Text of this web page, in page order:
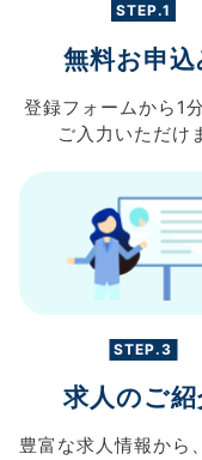
STEP.1
無料お申込
登録フォームから 1
ご入力 いただけ
STEP.3
求人のご紹
豊富な求人情報から、